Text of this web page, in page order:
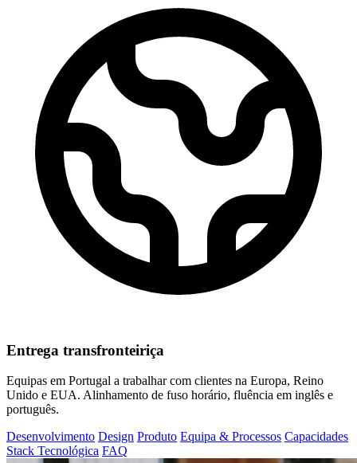
Entrega transfronteiriça
Equipas em Portugal a trabalhar com clientes na Europa, Reino
Unido e EUA. Alinhamento de fuso horário, fluência em inglês e
português.
Desenvolvimento Design Produto Equipa & Processos Capacidades
Stack Tecnológica FAQ